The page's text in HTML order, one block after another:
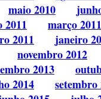
maio 2010
2011 março 2011
2011 janeiro
novembro 2012
2013
2014 setembro